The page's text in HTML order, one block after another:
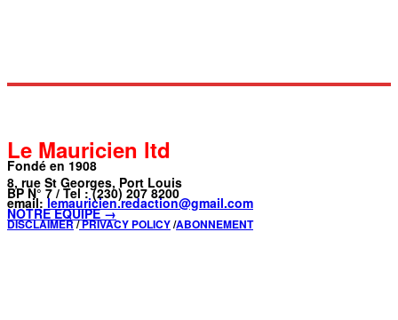
Le Mauricien ltd
Fondé en 1908
8, rue St Georges, Port Louis
BP N° 7 / Tel : (230) 207 8200
email: lemauricien.redaction@gmail.com
NOTRE ÉQUIPE →
DISCLAIMER/PRIVACY POLICY/ABONNEMENT